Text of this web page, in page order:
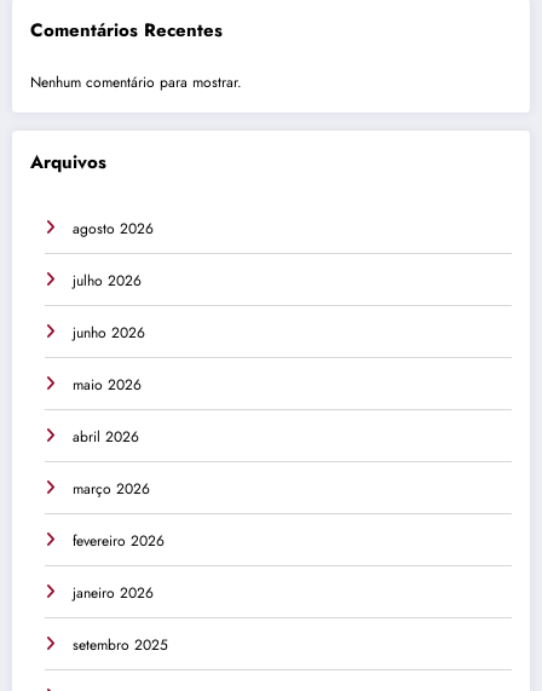
Comentários Recentes
Nenhum comentário para mostrar.
Arquivos
agosto 2026
julho 2026
junho 2026
maio 2026
abril 2026
março 2026
fevereiro 2026
janeiro 2026
setembro 2025